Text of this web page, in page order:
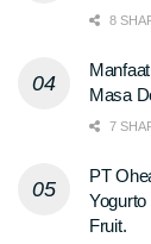
8
Masa
7
PT
Fruit.